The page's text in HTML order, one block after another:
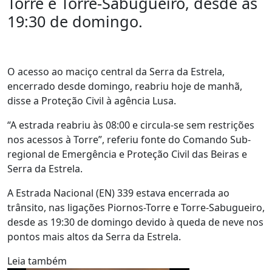
19:30 de domingo.
O acesso ao maciço central da Serra da Estrela,
encerrado desde domingo, reabriu hoje de manhã,
disse a Proteção Civil à agência Lusa.
“A estrada reabriu às 08:00 e circula-se sem restrições
nos acessos à Torre”, referiu fonte do Comando Sub-
regional de Emergência e Proteção Civil das Beiras e
Serra da Estrela.
A Estrada Nacional (EN) 339 estava encerrada ao
trânsito, nas ligações Piornos-Torre e Torre-Sabugueiro,
desde as 19:30 de domingo devido à queda de neve nos
pontos mais altos da Serra da Estrela.
Leia também